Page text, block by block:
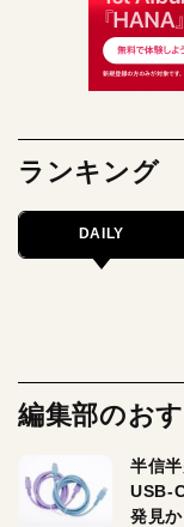
ランキング
DAILY
編集部のお
半信
USB-
発見か